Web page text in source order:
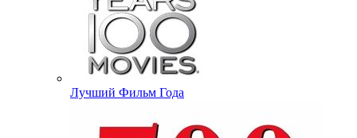
Лучший Фильм Года